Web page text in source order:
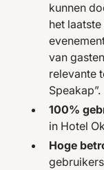
kunnen
het
van
relevante
Speakap”.
100%
in Hotel
Hoge